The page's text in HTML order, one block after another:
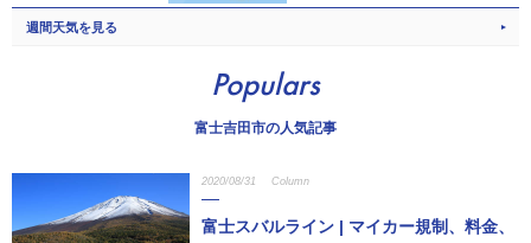
週間天気を見る
Populars
富士吉田市の人気記事
2020/08/31 Column
富士スバルライン | マイカー規制、料金、